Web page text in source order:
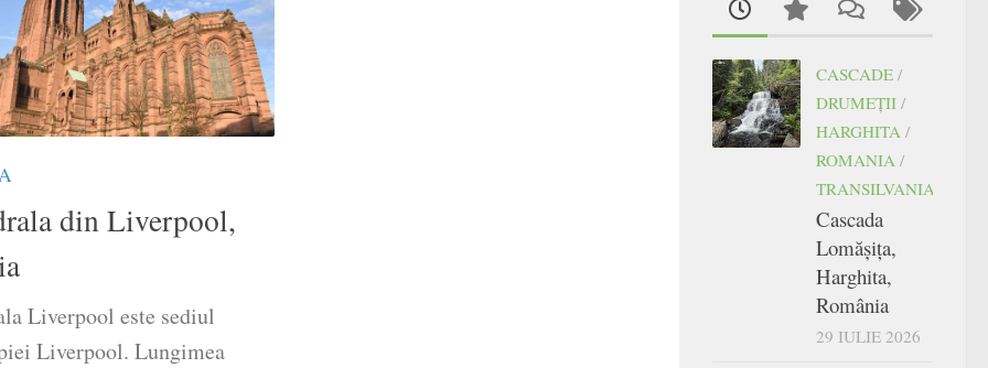
din Liverpool,
Liverpool este sediul
Liverpool. Lungimea
CASCADE /
DRUMEŢII /
HARGHITA /
ROMANIA /
TRANSILVANIA
Cascada
Lomășița,
Harghita,
România
29 IULIE 2026